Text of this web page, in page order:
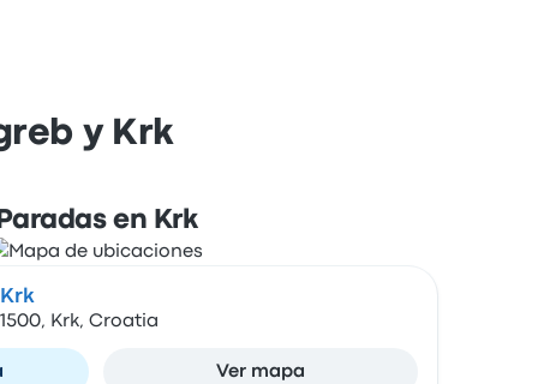
y Krk
en Krk
Krk, Croatia
Ver mapa